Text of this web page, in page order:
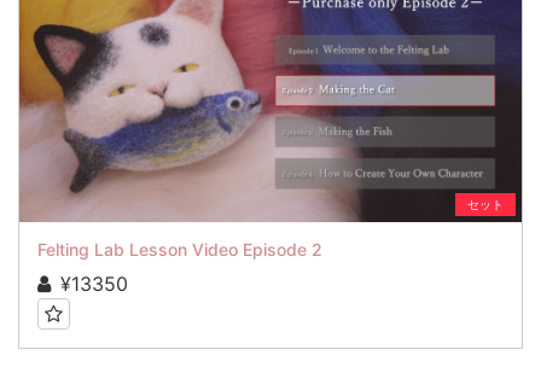
セット
Felting Lab Lesson Video Episode 2
¥13350